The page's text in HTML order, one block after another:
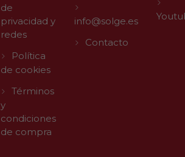
de
privacidad y
redes
Política
de cookies
Términos
y
condiciones
de compra
info@solge.es
Contacto